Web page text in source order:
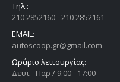
Τηλ.:
210 2852160 - 210 2852161
EMAIL:
autoscoop.gr@gmail.com
Ωράριο λειτουργίας:
Δευτ - Παρ / 9:00 - 17:00